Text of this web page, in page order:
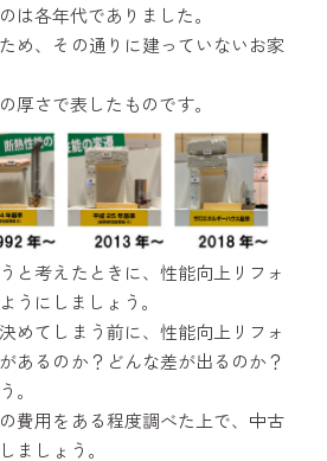
は各年代でありました。
め、その通りに建っていないお家
厚さで表したものです。
と考えたときに、性能向上リフォ
うにしましょう。
めてしまう前に、性能向上リフォ
あるのか？どんな差が出るのか？
。
費用をある程度調べた上で、中古
ましょう。